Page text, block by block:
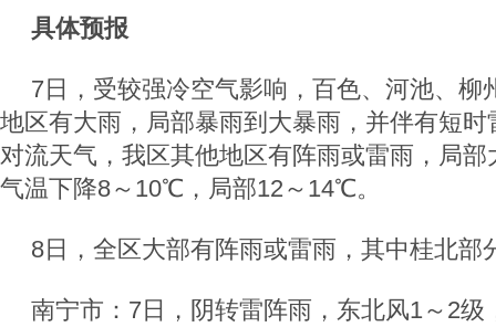
具体预报
7日，受较强冷空气影响，百色、河池、柳
地区有大雨，局部暴雨到大暴雨，并伴有短
对流天气，我区其他地区有阵雨或雷雨，局
气温下降8～10℃，局部12～14℃。
8日，全区大部有阵雨或雷雨，其中桂北部
南宁市：7日，阴转雷阵雨，东北风1～2